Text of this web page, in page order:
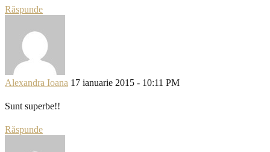
Răspunde
Alexandra Ioana 17 ianuarie 2015 - 10:11 PM
Sunt superbe!!
Răspunde